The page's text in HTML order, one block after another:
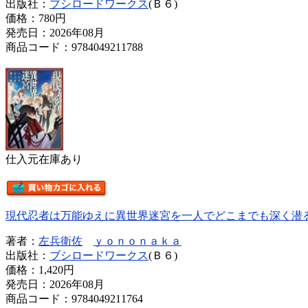
出版社： ブシロードワークス(Ｂ６)
価格： 780円
発売日：2026年08月
商品コード：9784049211788
仕入元在庫あり
現代忍者は万能ゆえに異世界迷宮を一人でどこまでも深く
著者： 左兵衛佐
ｙｏｎｏｎａｋａ
出版社： ブシロードワークス(Ｂ６)
価格： 1,420円
発売日：2026年08月
商品コード：9784049211764